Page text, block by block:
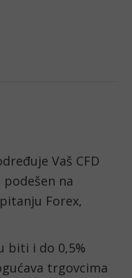
Vaš CFD
na
Forex,
biti i do 0,5%
trgovcima